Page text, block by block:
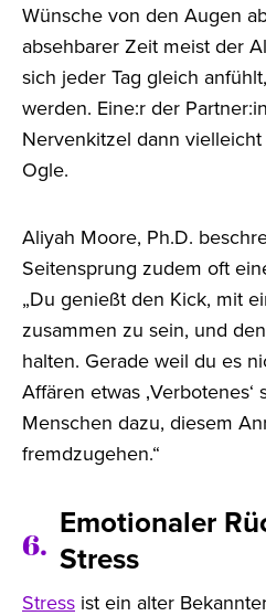
Wünsche von den Augen
absehbarer Zeit meist der
sich jeder Tag gleich
werden. Eine:r der
Nervenkitzel dann
Ogle.
Aliyah Moore, Ph.D.
Seitensprung zudem oft
„Du genießt den Kick, mit
zusammen zu sein, und
halten. Gerade weil du es
Affären etwas
Menschen dazu, diesem
fremdzugehen.“
6.
Emotionaler
Stress
Stress ist ein alter